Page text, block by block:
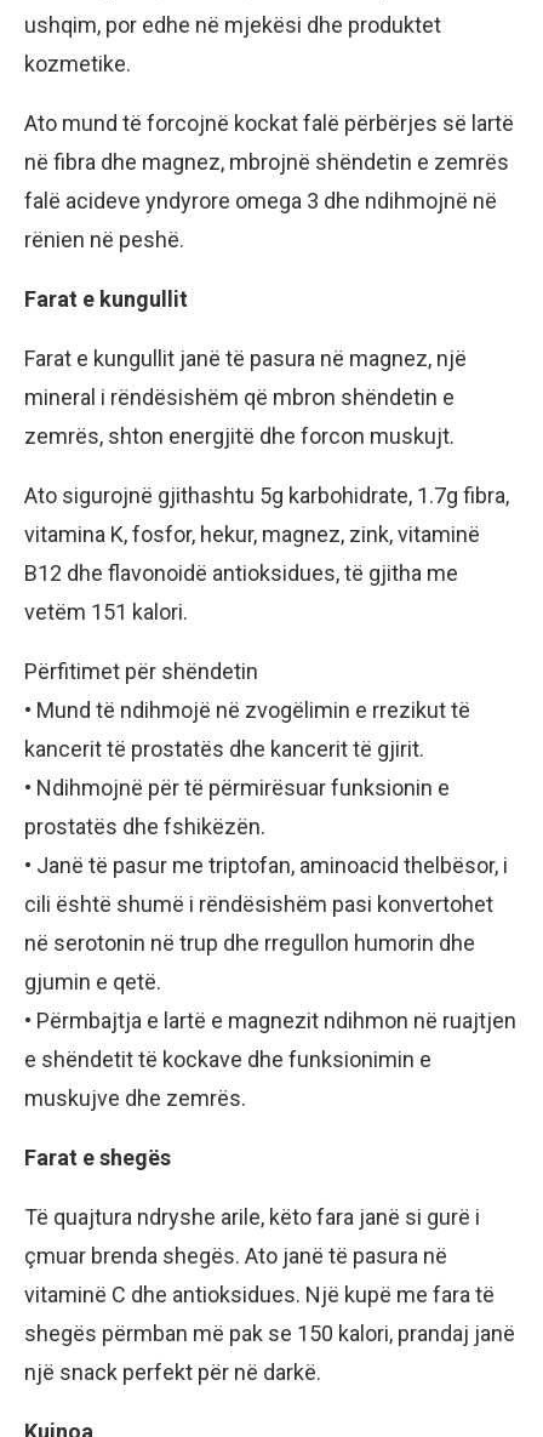
ushqim, por edhe në mjekësi dhe produktet
kozmetike.
Ato mund të forcojnë kockat falë përbërjes së lartë
në fibra dhe magnez, mbrojnë shëndetin e zemrës
falë acideve yndyrore omega 3 dhe ndihmojnë në
rënien në peshë.
Farat e kungullit
Farat e kungullit janë të pasura në magnez, një
mineral i rëndësishëm që mbron shëndetin e
zemrës, shton energjitë dhe forcon muskujt.
Ato sigurojnë gjithashtu 5g karbohidrate, 1.7g fibra,
vitamina K, fosfor, hekur, magnez, zink, vitaminë
B12 dhe flavonoidë antioksidues, të gjitha me
vetëm 151 kalori.
Përfitimet për shëndetin
• Mund të ndihmojë në zvogëlimin e rrezikut të
kancerit të prostatës dhe kancerit të gjirit.
• Ndihmojnë për të përmirësuar funksionin e
prostatës dhe fshikëzën.
• Janë të pasur me triptofan, aminoacid thelbësor, i
cili është shumë i rëndësishëm pasi konvertohet
në serotonin në trup dhe rregullon humorin dhe
gjumin e qetë.
• Përmbajtja e lartë e magnezit ndihmon në ruajtjen
e shëndetit të kockave dhe funksionimin e
muskujve dhe zemrës.
Farat e shegës
Të quajtura ndryshe arile, këto fara janë si gurë i
çmuar brenda shegës. Ato janë të pasura në
vitaminë C dhe antioksidues. Një kupë me fara të
shegës përmban më pak se 150 kalori, prandaj janë
një snack perfekt për në darkë.
Kuinoa